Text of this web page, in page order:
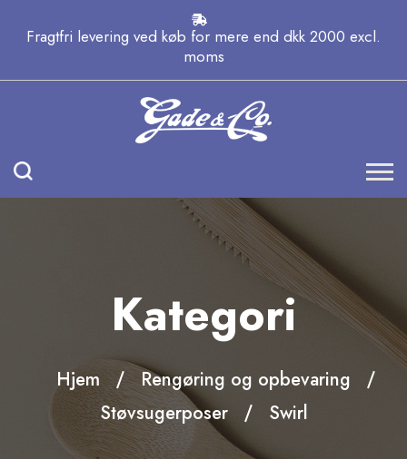
Fragtfri levering ved køb for mere end dkk 2000 excl.
moms
Kategori
Hjem
Rengøring og opbevaring
Støvsugerposer
Swirl